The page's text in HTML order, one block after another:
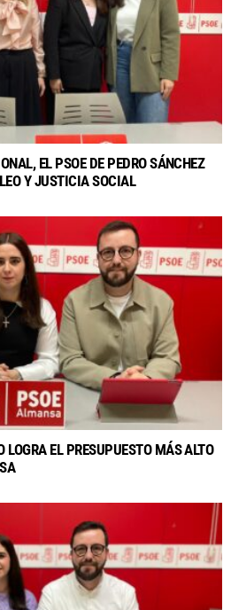
EL PSOE DE PEDRO SÁNCHEZ
Y JUSTICIA SOCIAL
LOGRA EL PRESUPUESTO MÁS ALTO